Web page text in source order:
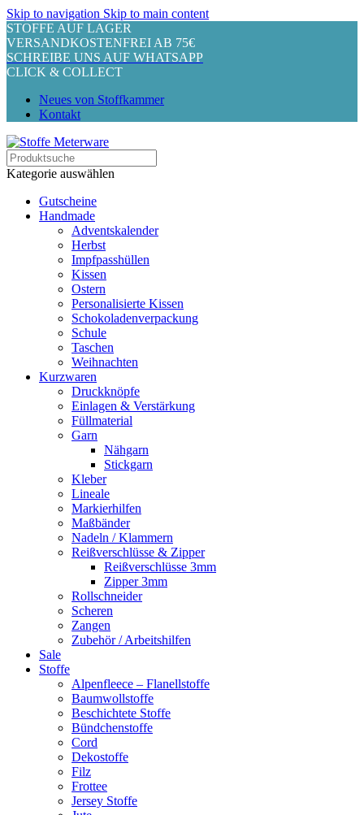
Skip to navigation Skip to main content
STOFFE AUF LAGER
VERSANDKOSTENFREI AB 75€
SCHREIBE UNS AUF WHATSAPP
CLICK & COLLECT
Neues von Stoffkammer
Kontakt
Kategorie auswählen
Gutscheine
Handmade
Adventskalender
Herbst
Impfpasshüllen
Kissen
Ostern
Personalisierte Kissen
Schokoladenverpackung
Schule
Taschen
Weihnachten
Kurzwaren
Druckknöpfe
Einlagen & Verstärkung
Füllmaterial
Garn
Nähgarn
Stickgarn
Kleber
Lineale
Markierhilfen
Maßbänder
Nadeln / Klammern
Reißverschlüsse & Zipper
Reißverschlüsse 3mm
Zipper 3mm
Rollschneider
Scheren
Zangen
Zubehör / Arbeitshilfen
Sale
Stoffe
Alpenfleece – Flanellstoffe
Baumwollstoffe
Beschichtete Stoffe
Bündchenstoffe
Cord
Dekostoffe
Filz
Frottee
Jersey Stoffe